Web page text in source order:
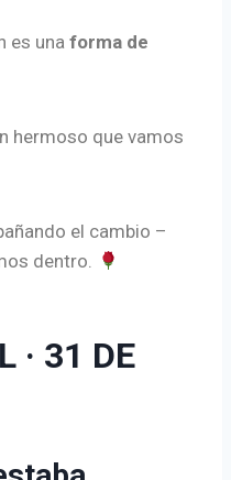
es unaforma de
hermoso que vamos
el cambio –
dentro.
· 31 DE